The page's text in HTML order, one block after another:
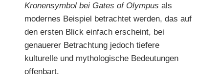
Kronensymbol bei Gates of Olympus als
modernes Beispiel betrachtet werden, das auf
den ersten Blick einfach erscheint, bei
genauerer Betrachtung jedoch tiefere
kulturelle und mythologische Bedeutungen
offenbart.